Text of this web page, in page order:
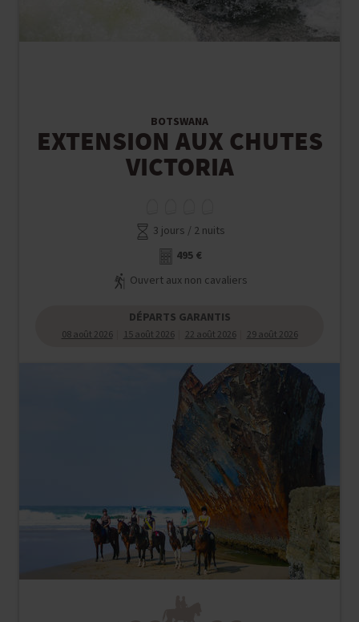
BOTSWANA
EXTENSION AUX CHUTES
VICTORIA
3 jours / 2 nuits
495 €
Ouvert aux non cavaliers
DÉPARTS GARANTIS
08 août 2026 15 août 2026 22 août 2026 29 août 2026